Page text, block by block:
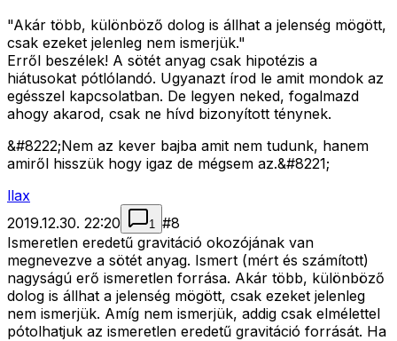
"Akár több, különböző dolog is állhat a jelenség mögött,
csak ezeket jelenleg nem ismerjük."
Erről beszélek! A sötét anyag csak hipotézis a
hiátusokat pótlólandó. Ugyanazt írod le amit mondok az
egésszel kapcsolatban. De legyen neked, fogalmazd
ahogy akarod, csak ne hívd bizonyított ténynek.
&#8222;Nem az kever bajba amit nem tudunk, hanem
amiről hisszük hogy igaz de mégsem az.&#8221;
llax
2019.12.30. 22:20
1 #8
Ismeretlen eredetű gravitáció okozójának van
megnevezve a sötét anyag. Ismert (mért és számított)
nagyságú erő ismeretlen forrása. Akár több, különböző
dolog is állhat a jelenség mögött, csak ezeket jelenleg
nem ismerjük. Amíg nem ismerjük, addig csak elmélettel
pótolhatjuk az ismeretlen eredetű gravitáció forrását. Ha